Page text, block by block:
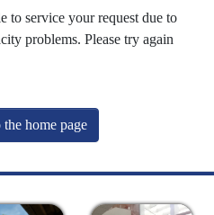
to service your request due to
problems. Please try again
the home page